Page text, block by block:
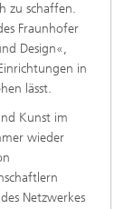
zu schaffen.
Fraunhofer
Design«,
in
lässt.
Kunst im
wieder
Netzwerkes